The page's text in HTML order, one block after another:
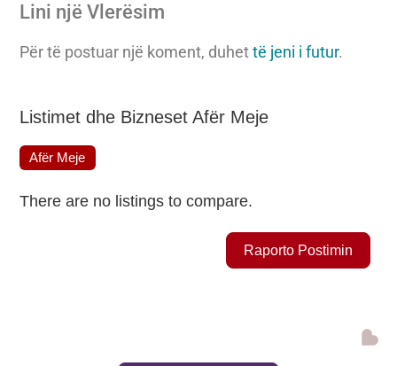
Lini një Vlerësim
Për të postuar një koment, duhettë jeni i futur.
Listimet dhe Bizneset Afër Meje
Afër Meje
There are no listings to compare.
Raporto Postimin